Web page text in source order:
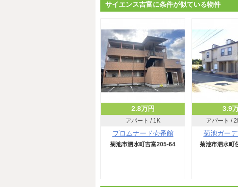
サイエンス吉富に条件が似ている物件
2.8万円
アパート / 1K
プロムナード壱番館
菊池市泗水町吉富205-64
3.9
アパート /
菊池ガー
菊池市泗水町